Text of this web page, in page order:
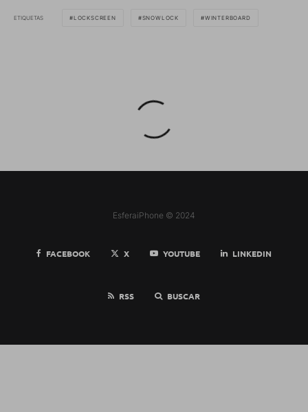
ETIQUETAS LOCKSCREEN SNOWLOCK WINTERBOARD
EsferaiPhone © 2024
FACEBOOK X YOUTUBE LINKEDIN
RSS BUSCAR